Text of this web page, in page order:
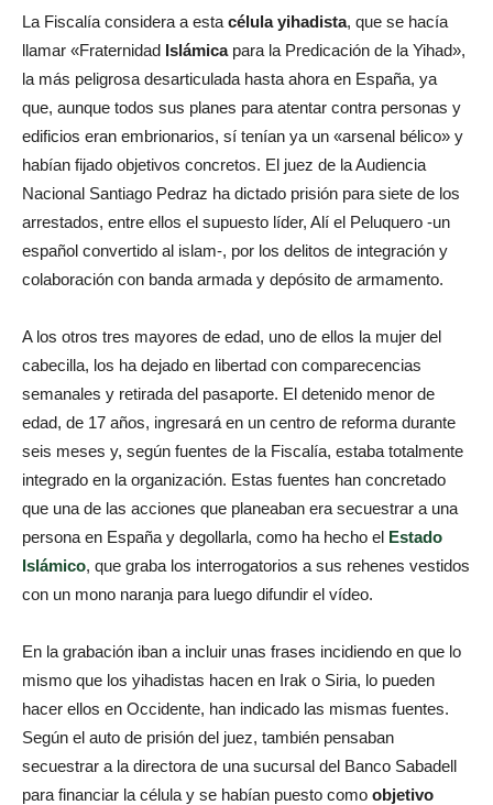
La Fiscalía considera a esta célula yihadista, que se hacía
llamar «Fraternidad Islámicapara la Predicación de la Yihad»,
la más peligrosa desarticulada hasta ahora en España, ya
que, aunque todos sus planes para atentar contra personas y
edificios eran embrionarios, sí tenían ya un «arsenal bélico» y
habían fijado objetivos concretos. El juez de la Audiencia
Nacional Santiago Pedraz ha dictado prisión para siete de los
arrestados, entre ellos el supuesto líder, Alí el Peluquero -un
español convertido al islam-, por los delitos de integración y
colaboración con banda armada y depósito de armamento.
A los otros tres mayores de edad, uno de ellos la mujer del
cabecilla, los ha dejado en libertad con comparecencias
semanales y retirada del pasaporte. El detenido menor de
edad, de 17 años, ingresará en un centro de reforma durante
seis meses y, según fuentes de la Fiscalía, estaba totalmente
integrado en la organización. Estas fuentes han concretado
que una de las acciones que planeaban era secuestrar a una
persona en España y degollarla, como ha hecho el Estado
Islámico, que graba los interrogatorios a sus rehenes vestidos
con un mono naranja para luego difundir el vídeo.
En la grabación iban a incluir unas frases incidiendo en que lo
mismo que los yihadistas hacen en Irak o Siria, lo pueden
hacer ellos en Occidente, han indicado las mismas fuentes.
Según el auto de prisión del juez, también pensaban
secuestrar a la directora de una sucursal del Banco Sabadell
para financiar la célula y se habían puesto como objetivo